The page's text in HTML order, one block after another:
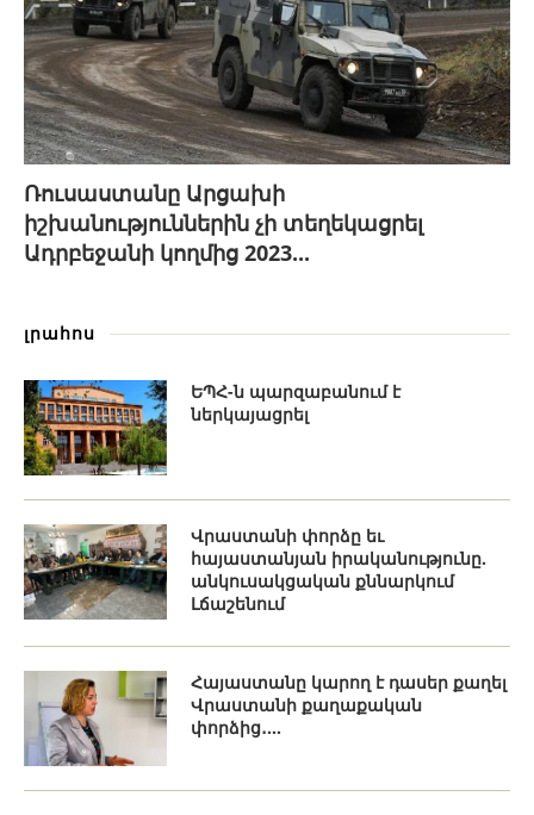
Ռուսաստանը Արցախի
իշխանություններին չի տեղեկացրել
Ադրբեջանի կողմից 2023...
լրահոս
ԵՊՀ-ն պարզաբանում է
ներկայացրել
Վրաստանի փորձը եւ
հայաստանյան իրականությունը.
անկուսակցական քննարկում
Լճաշենում
Հայաստանը կարող է դասեր քաղել
Վրաստանի քաղաքական
փորձից․...